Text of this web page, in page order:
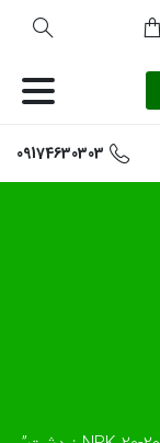
09174630303